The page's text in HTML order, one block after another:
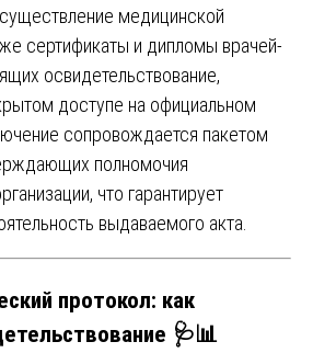
медицинской
сертификаты и дипломы врачей-
освидетельствование,
доступе на официальном
сопровождается пакетом
полномочия
что гарантирует
выдаваемого акта.
протокол: как
🩺📊